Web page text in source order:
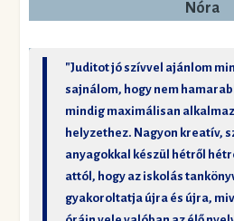
Nóra
"Juditot jó szívvel ajánlom
sajnálom, hogy nem
mindig maximálisan
helyzethez. Nagyon kreatív,
anyagokkal készül hétről
attól, hogy az iskolás
gyakoroltatja újra és újra,